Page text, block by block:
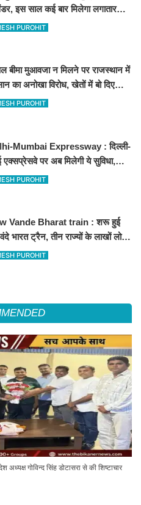
इस साल कई बार मिलेगा लगातार
देखें
PUROHIT
बीमा मुआवजा न मिलने पर राजस्थान में
का अनोखा विरोध, खेतों में बो दिए
500 रुपए के नोट, वीडियो वायरल
PUROHIT
Mumbai Expressway : दिल्ली-
एक्सप्रेसवे पर अब मिलेगी ये सुविधा,
सर्विस से तुरंत घायल पहुंचेगा
PUROHIT
Vande Bharat train : शरू हुई
भारत ट्रैन, तीन राज्यों के लाखों लोगों
होगा आसान, देखें पूरा रूटमैप
PUROHIT
गोविन्द सिंह डोटासरा से की शिष्टाचार